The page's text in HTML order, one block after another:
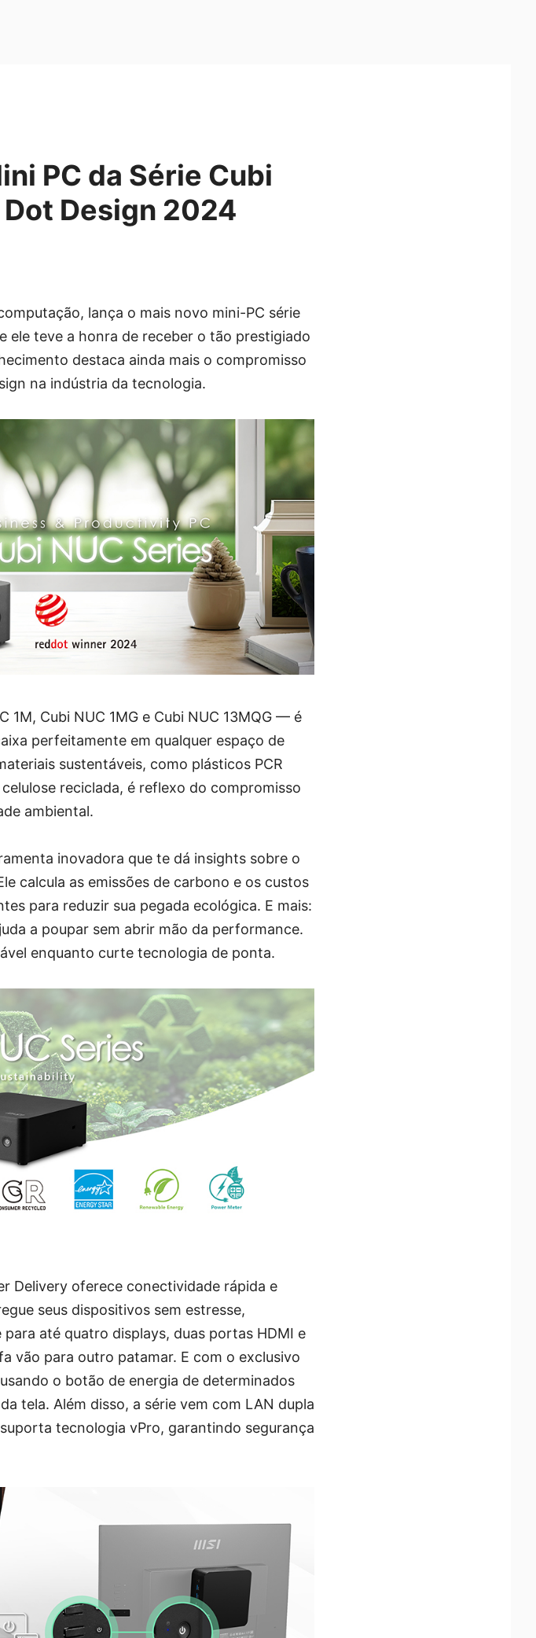
PC da Série Cubi
Dot Design 2024
lança o mais novo mini-PC série
ele teve a honra de receber o tão prestigiado
destaca ainda mais o compromisso
na indústria da tecnologia.
1M, Cubi NUC 1MG e Cubi NUC 13MQG — é
perfeitamente em qualquer espaço de
sustentáveis, como plásticos PCR
reciclada, é reflexo do compromisso
ambiental.
inovadora que te dá insights sobre o
calcula as emissões de carbono e os custos
para reduzir sua pegada ecológica. E mais:
a poupar sem abrir mão da performance.
enquanto curte tecnologia de ponta.
Delivery oferece conectividade rápida e
seus dispositivos sem estresse,
até quatro displays, duas portas HDMI e
vão para outro patamar. E com o exclusivo
o botão de energia de determinados
tela. Além disso, a série vem com LAN dupla
tecnologia vPro, garantindo segurança